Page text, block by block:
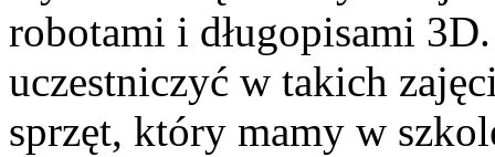
robotami i długopisami
uczestniczyć w takich
sprzęt, który mamy w